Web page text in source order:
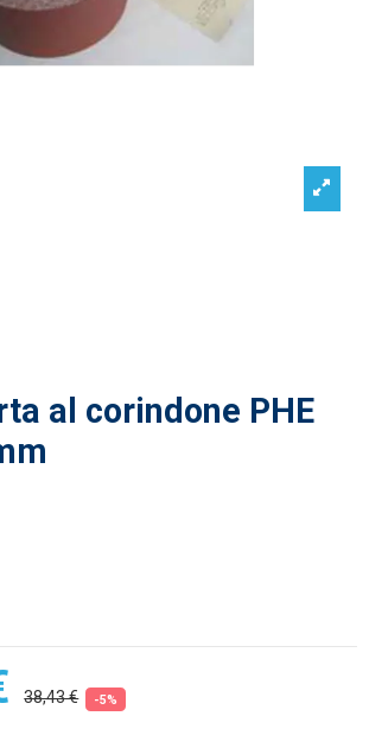
al corindone PHE
38,43 € -5%